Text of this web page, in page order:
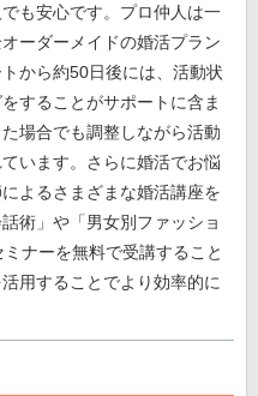
も安心です。プロ仲人は一
ーダーメイドの婚活プラン
から約50日後には、活動状
することがサポートに含ま
場合でも調整しながら活動
います。さらに婚活でお悩
よるさまざまな婚活講座を
術」や「男女別ファッショ
ナーを無料で受講すること
用することでより効率的に